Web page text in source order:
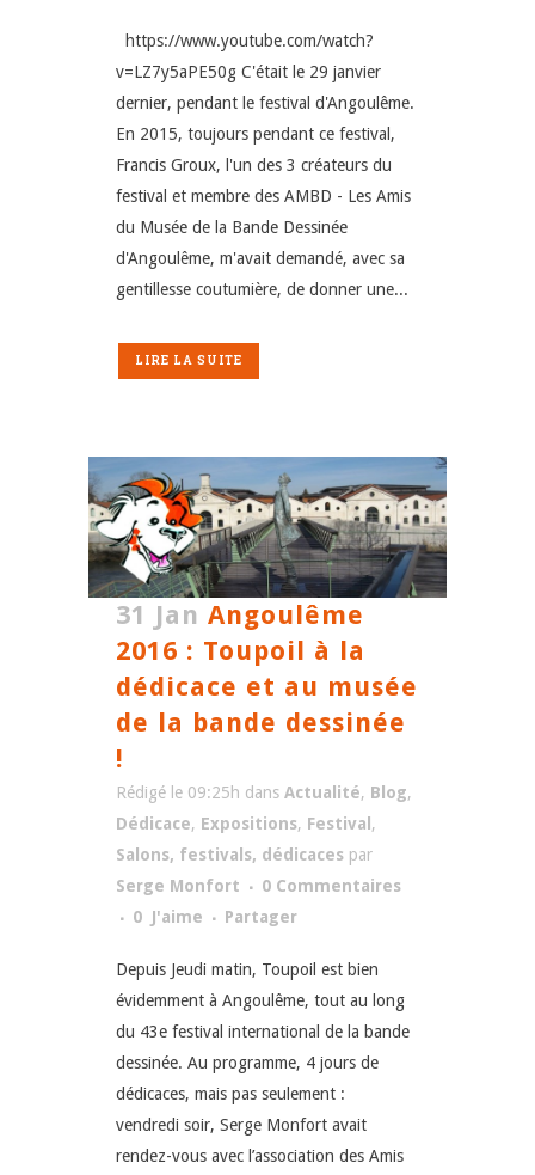
https://www.youtube.com/watch?
v=LZ7y5aPE50g C'était le 29 janvier
dernier, pendant le festival d'Angoulême.
En 2015, toujours pendant ce festival,
Francis Groux, l'un des 3 créateurs du
festival et membre des AMBD - Les Amis
du Musée de la Bande Dessinée
d'Angoulême, m'avait demandé, avec sa
gentillesse coutumière, de donner une...
LIRE LA SUITE
31 Jan Angoulême
2016 : Toupoil à la
dédicace et au musée
de la bande dessinée
!
Rédigé le 09:25h dans Actualité, Blog,
Dédicace, Expositions, Festival ,
Salons, festivals, dédicaces par
Serge Monfort
0 Commentaires
0 J'aime Partager
Depuis Jeudi matin, Toupoil est bien
évidemment à Angoulême, tout au long
du 43e festival international de la bande
dessinée. Au programme, 4 jours de
dédicaces, mais pas seulement :
vendredi soir, Serge Monfort avait
rendez-vous avec l’association des Amis